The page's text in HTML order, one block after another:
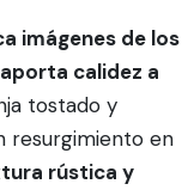
imágenes de los
calidez a
tostado y
resurgimiento en
rústica y